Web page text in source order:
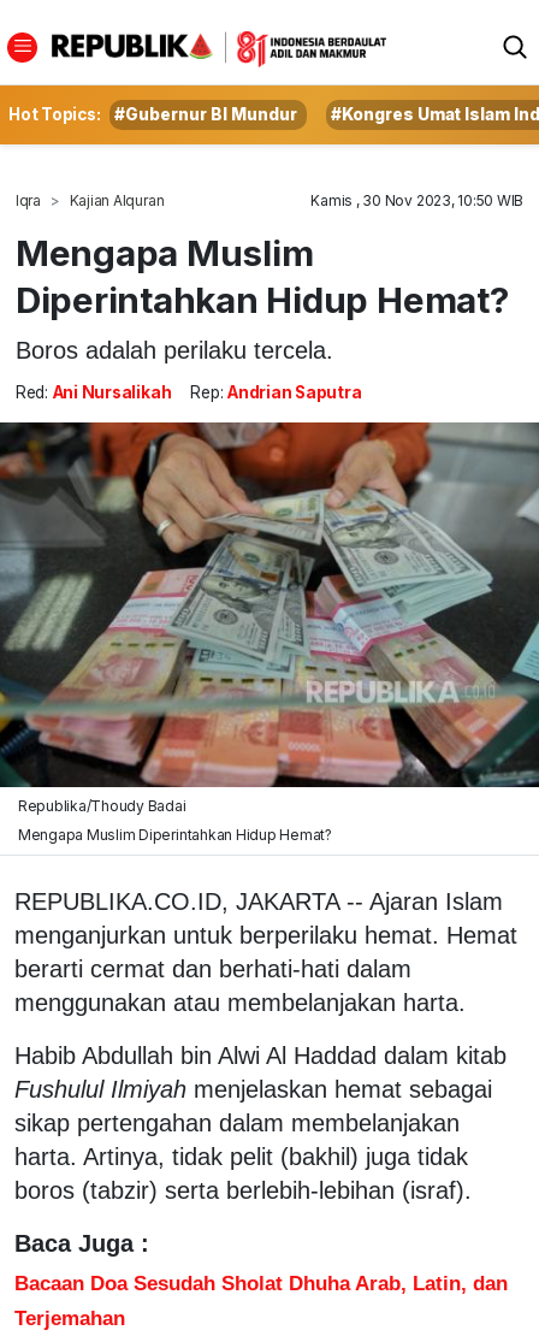
Hot Topics: #Gubernur BI Mundur #Kongres Umat Islam
Iqra Kajian Alquran Kamis , 30 Nov 2023, 10:50 WIB
Mengapa Muslim
Diperintahkan Hidup Hemat?
Boros adalah perilaku tercela.
Red: Ani Nursalikah Rep: Andrian Saputra
Republika/Thoudy Badai
Mengapa Muslim Diperintahkan Hidup Hemat?
REPUBLIKA.CO.ID, JAKARTA -- Ajaran Islam
menganjurkan untuk berperilaku hemat. Hemat
berarti cermat dan berhati-hati dalam
menggunakan atau membelanjakan harta.
Habib Abdullah bin Alwi Al Haddad dalam kitab
Fushulul Ilmiyah menjelaskan hemat sebagai
sikap pertengahan dalam membelanjakan
harta. Artinya, tidak pelit (bakhil) juga tidak
boros (tabzir) serta berlebih-lebihan (israf).
Baca Juga :
Bacaan Doa Sesudah Sholat Dhuha Arab, Latin, dan
Terjemahan